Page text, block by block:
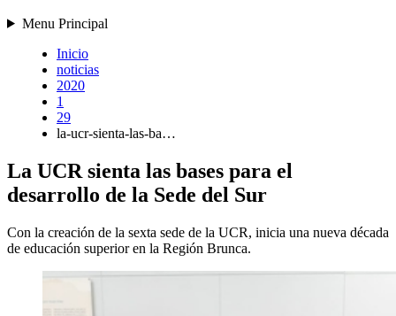
Menu Principal
Inicio
noticias
2020
1
29
la-ucr-sienta-las-ba…
La UCR sienta las bases para el
desarrollo de la Sede del Sur
Con la creación de la sexta sede de la UCR, inicia una nueva década
de educación superior en la Región Brunca.